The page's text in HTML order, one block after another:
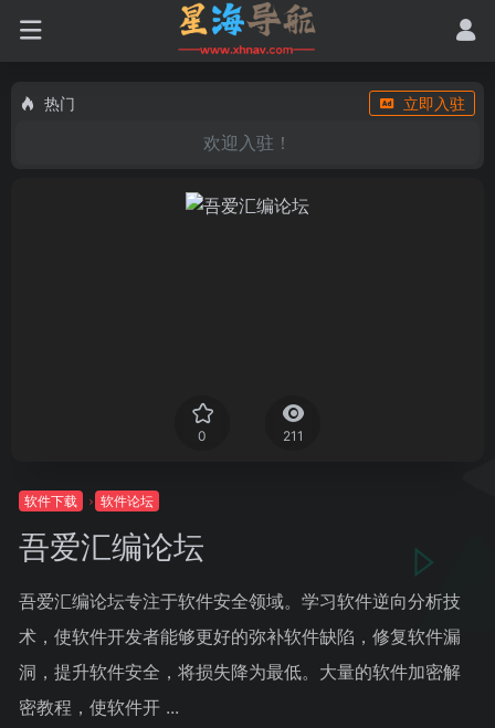
热门 立即入驻
欢迎入驻！
0 211
软件下载 软件论坛
吾爱汇编论坛
吾爱汇编论坛专注于软件安全领域。学习软件逆向分析技
术，使软件开发者能够更好的弥补软件缺陷，修复软件漏
洞，提升软件安全，将损失降为最低。大量的软件加密解
密教程，使软件开 ...